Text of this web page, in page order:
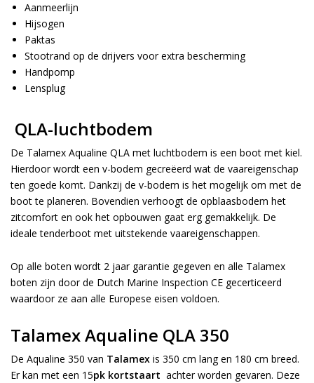
Aanmeerlijn
Hijsogen
Paktas
Stootrand op de drijvers voor extra bescherming
Handpomp
Lensplug
QLA-luchtbodem
De Talamex Aqualine QLA met luchtbodem is een boot met kiel.
Hierdoor wordt een v-bodem gecreëerd wat de vaareigenschap
ten goede komt. Dankzij de v-bodem is het mogelijk om met de
boot te planeren. Bovendien verhoogt de opblaasbodem het
zitcomfort en ook het opbouwen gaat erg gemakkelijk. De
ideale tenderboot met uitstekende vaareigenschappen.
Op alle boten wordt 2 jaar garantie gegeven en alle Talamex
boten zijn door de Dutch Marine Inspection CE gecerticeerd
waardoor ze aan alle Europese eisen voldoen.
Talamex Aqualine QLA 350
De Aqualine 350 van Talamex is 350 cm lang en 180 cm breed.
Er kan met een 15pk kortstaart achter worden gevaren. Deze